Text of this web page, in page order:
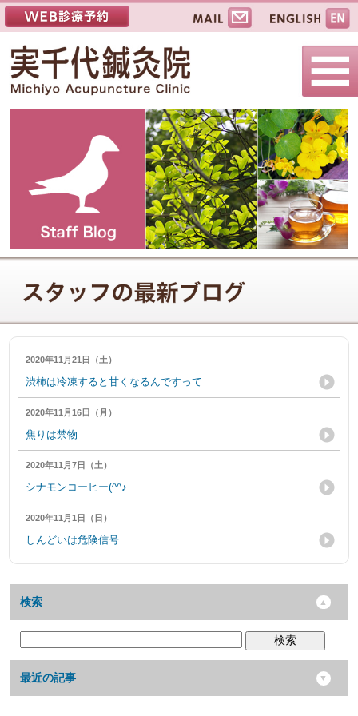
2020年11月21日（土）
渋柿は冷凍すると甘くなるんですって
2020年11月16日（月）
焦りは禁物
2020年11月7日（土）
シナモンコーヒー(^^♪
2020年11月1日（日）
しんどいは危険信号
検索
検索
最近の記事